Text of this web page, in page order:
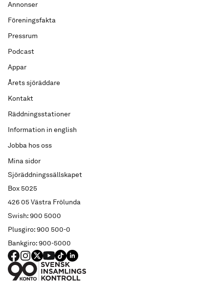
Sjöräddningssällskapet
Box 5025
426 05 Västra Frölunda
Swish: 900 5000
Plusgiro: 900 500-0
Bankgiro: 900-5000
Annonser
Föreningsfakta
Pressrum
Podcast
Appar
Årets sjöräddare
Kontakt
Räddningsstationer
Information in english
Jobba hos oss
Mina sidor
FACEBOOK
Instagram
X YouTube
TIKTOKLINKED IN